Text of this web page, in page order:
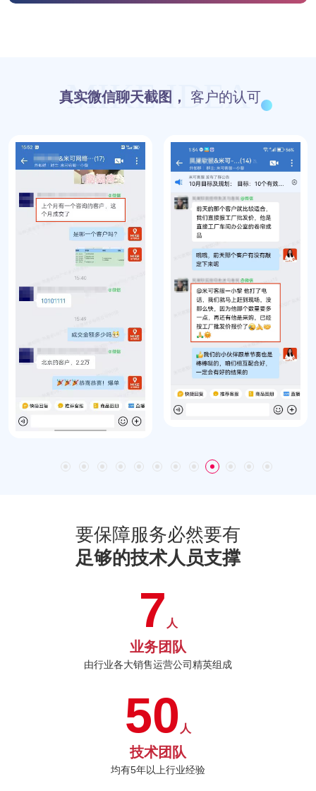
MIKE IDEA
真实微信聊天截图， 客户的认可
要保障服务必然要有
足够的技术人员支撑
7 人
业务团队
由行业各大销售运营公司精英组成
50 人
技术团队
均有5年以上行业经验